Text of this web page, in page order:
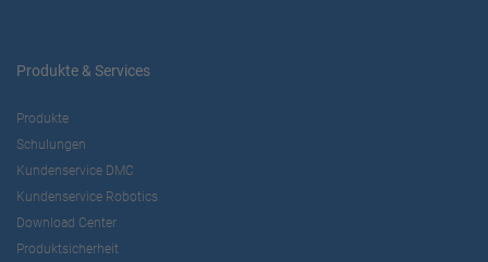
Produkte & Services
Produkte
Schulungen
Kundenservice DMC
Kundenservice Robotics
Download Center
Produktsicherheit